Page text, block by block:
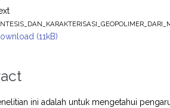
(11kB)
ini adalah untuk mengetahui